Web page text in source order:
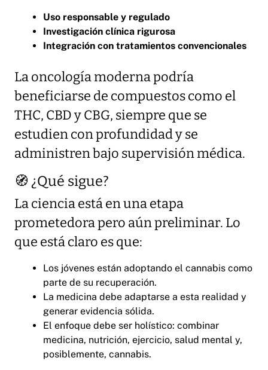
Uso responsable y regulado
Investigación clínica rigurosa
Integración con tratamientos convencionales
La oncología moderna podría
beneficiarse de compuestos como el
THC, CBD y CBG, siempre que se
estudien con profundidad y se
administren bajo supervisión médica.
🧭 ¿Qué sigue?
La ciencia está en una etapa
prometedora pero aún preliminar. Lo
que está claro es que:
Los jóvenes están adoptando el cannabis como
parte de su recuperación.
La medicina debe adaptarse a esta realidad y
generar evidencia sólida.
El enfoque debe ser holístico: combinar
medicina, nutrición, ejercicio, salud mental y,
posiblemente, cannabis.